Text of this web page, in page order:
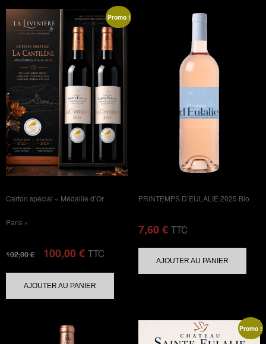
Promo !
Carton spécial « Médaille d’Or
Paris »
102,00€ 100,00€ TTC
AJOUTER AU PANIER
PRINTEMPS D’EULALIE 2025 Bio
7,60€ TTC
AJOUTER AU PANIER
Promo !